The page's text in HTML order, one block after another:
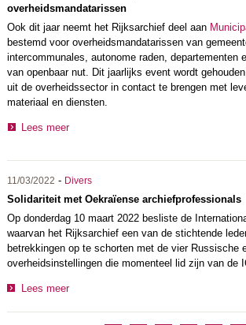
overheidsmandatarissen
Ook dit jaar neemt het Rijksarchief deel aan
bestemd voor overheidsmandatarissen van
intercommunales, autonome raden, departementen
van openbaar nut. Dit jaarlijks event wordt
uit de overheidssector in contact te brengen met
materiaal en diensten.
Lees meer
11/03/2022 - Divers
Solidariteit met Oekraïense archiefprofessionals
Op donderdag 10 maart 2022 besliste de
waarvan het Rijksarchief een van de stichtende
betrekkingen op te schorten met de vier Russische
overheidsinstellingen die momenteel lid zijn van de
Lees meer